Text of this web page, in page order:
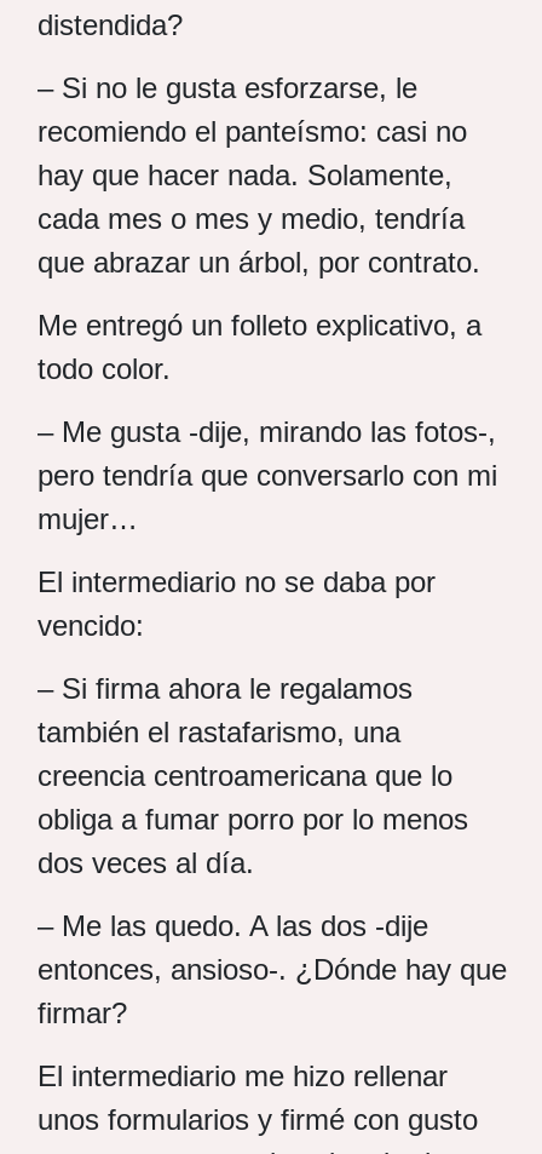
distendida?
– Si no le gusta esforzarse, le
recomiendo el panteísmo: casi no
hay que hacer nada. Solamente,
cada mes o mes y medio, tendría
que abrazar un árbol, por contrato.
Me entregó un folleto explicativo, a
todo color.
– Me gusta -dije, mirando las fotos-,
pero tendría que conversarlo con mi
mujer…
El intermediario no se daba por
vencido:
– Si firma ahora le regalamos
también el rastafarismo, una
creencia centroamericana que lo
obliga a fumar porro por lo menos
dos veces al día.
– Me las quedo. A las dos -dije
entonces, ansioso-. ¿Dónde hay que
firmar?
El intermediario me hizo rellenar
unos formularios y firmé con gusto